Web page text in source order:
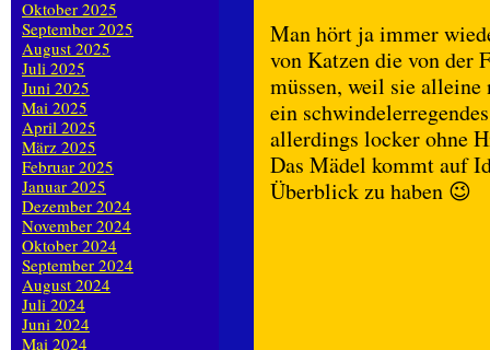
Man hört ja immer
von Katzen die von der
müssen, weil sie
ein
allerdings locker ohne
Das Mädel kommt auf
Überblick zu haben 😉
Oktober 2025
September 2025
August 2025
Juli 2025
Juni 2025
Mai 2025
April 2025
März 2025
Februar 2025
Januar 2025
Dezember 2024
November 2024
Oktober 2024
September 2024
August 2024
Juli 2024
Juni 2024
Mai 2024